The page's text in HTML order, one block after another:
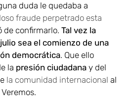
duda le quedaba a
fraude perpetrado esta
de confirmarlo. Tal vez la
sea el comienzo de una
democrática. Que ello
la presión ciudadana y del
la comunidad internacional al